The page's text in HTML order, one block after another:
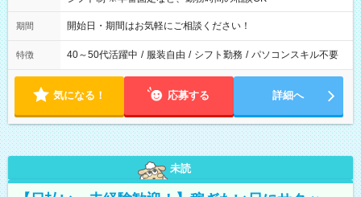
期間 開始日・期間はお気軽にご相談ください！
特徴 40～50代活躍中 / 服装自由 / シフト勤務 / パソコンスキル不要
気になる！ 応募する 詳細へ
未読